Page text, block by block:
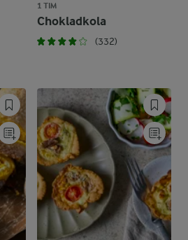
1 TIM
Chokladkola
(332)